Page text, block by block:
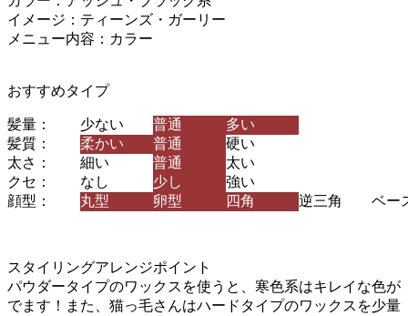
イメージ：ティーンズ・ガーリー
メニュー内容：カラー
おすすめタイプ
髪量： 少ない 普通
多い
髪質：
柔かい 普通
硬い
太さ：
細い 普通
太い
クセ：
なし 少し
強い
顔型：
丸型 卵型 四角 逆三角 ベー
スタイリングアレンジポイント
パウダータイプのワックスを使うと、寒色系はキレイな色が
でます！また、猫っ毛さんはハードタイプのワックスを少量